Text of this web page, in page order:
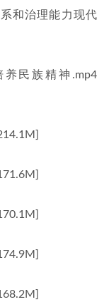
和治理能力现代
民族精神.mp4